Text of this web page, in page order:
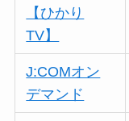
【ひかり
TV】
J:COMオン
デマンド